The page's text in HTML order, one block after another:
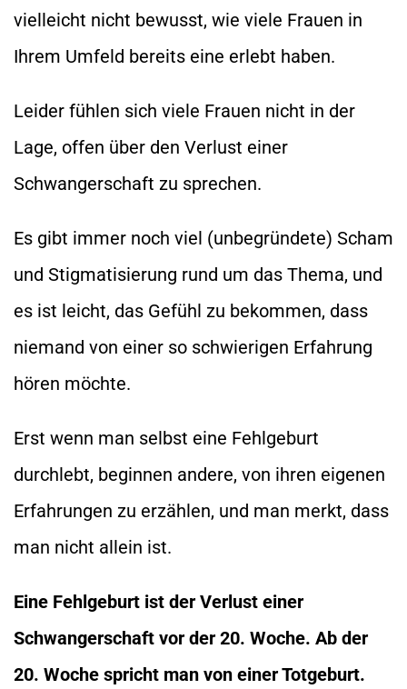
vielleicht nicht bewusst, wie viele Frauen in
Ihrem Umfeld bereits eine erlebt haben.
Leider fühlen sich viele Frauen nicht in der
Lage, offen über den Verlust einer
Schwangerschaft zu sprechen.
Es gibt immer noch viel (unbegründete) Scham
und Stigmatisierung rund um das Thema, und
es ist leicht, das Gefühl zu bekommen, dass
niemand von einer so schwierigen Erfahrung
hören möchte.
Erst wenn man selbst eine Fehlgeburt
durchlebt, beginnen andere, von ihren eigenen
Erfahrungen zu erzählen, und man merkt, dass
man nicht allein ist.
Eine Fehlgeburt ist der Verlust einer
Schwangerschaft vor der 20. Woche. Ab der
20. Woche spricht man von einer Totgeburt.